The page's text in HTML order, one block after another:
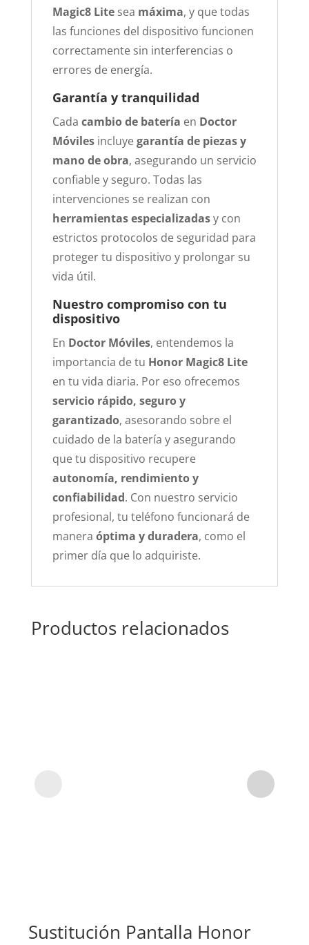
Magic8 Litesea máxima, y que todas
las funciones del dispositivo funcionen
correctamente sin interferencias o
errores de energía.
Garantía y tranquilidad
Cada cambio de batería en Doctor
Móvilesincluyegarantía de piezas y
mano de obra, asegurando un servicio
confiable y seguro. Todas las
intervenciones se realizan con
herramientas especializadasy con
estrictos protocolos de seguridad para
proteger tu dispositivo y prolongar su
vida útil.
Nuestro compromiso con tu
dispositivo
En Doctor Móviles, entendemos la
importancia de tu Honor Magic8 Lite
en tu vida diaria. Por eso ofrecemos
servicio rápido, seguro y
garantizado, asesorando sobre el
cuidado de la batería y asegurando
que tu dispositivo recupere
autonomía, rendimiento y
confiabilidad. Con nuestro servicio
profesional, tu teléfono funcionará de
manera óptima y duradera, como el
primer día que lo adquiriste.
Productos relacionados
Sustitución Pantalla Honor